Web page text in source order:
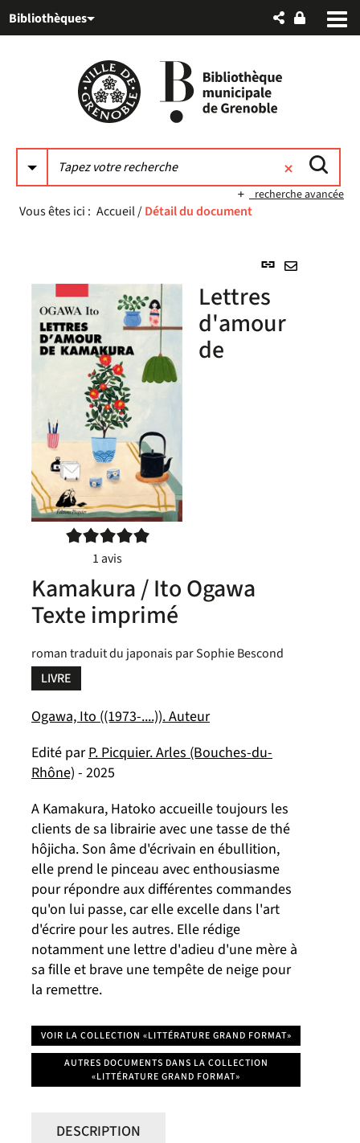
au
auBibliothèques
recherche avancée
Vous êtes ici : Accueil/Détail du document
Lien
5/5
1avis
Lettres
d'amour
de
Kamakura / Ito Ogawa
Texte imprimé
roman traduit du japonais par Sophie Bescond
LIVRE
Ogawa, Ito ((1973-....)). Auteur
Edité parP. Picquier. Arles (Bouches-du-
Rhône) - 2025
A Kamakura, Hatoko accueille toujours les
clients de sa librairie avec une tasse de thé
hôjicha. Son âme d'écrivain en ébullition,
elle prend le pinceau avec enthousiasme
pour répondre aux différentes commandes
qu'on lui passe, car elle excelle dans l'art
d'écrire pour les autres. Elle rédige
notamment une lettre d'adieu d'une mère à
sa fille et brave une tempête de neige pour
la remettre.
VOIR LA COLLECTION «LITTÉRATURE GRAND FORMAT»
AUTRES DOCUMENTS DANS LA COLLECTION
«LITTÉRATURE GRAND FORMAT»
DESCRIPTION